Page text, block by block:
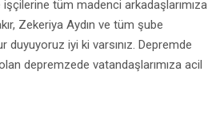
işçilerine tüm madenci arkadaşlarımıza
Zekeriya Aydın ve tüm şube
duyuyoruz iyi ki varsınız. Depremde
depremzede vatandaşlarımıza acil